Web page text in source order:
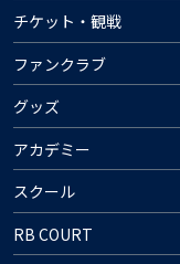
チケット・観戦
ファンクラブ
グッズ
アカデミー
スクール
RB COURT